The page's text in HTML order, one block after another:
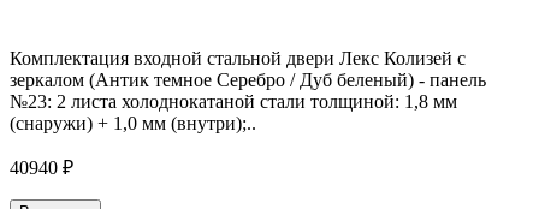
Комплектация входной стальной двери Лекс Колизей с
зеркалом (Антик темное Серебро / Дуб беленый) - панель
№23: 2 листа холоднокатаной стали толщиной: 1,8 мм
(снаружи) + 1,0 мм (внутри);..
40940 ₽